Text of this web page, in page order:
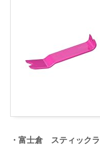
・富士倉 スティックラ